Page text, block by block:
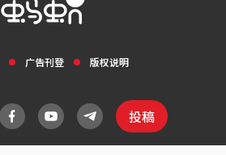
广告刊登 版权说明
投稿